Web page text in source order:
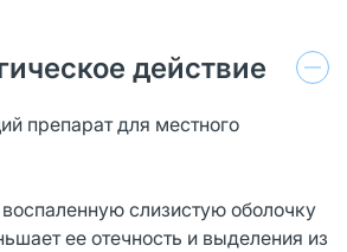
действие
препарат для местного
слизистую оболочку
ее отечность и выделения из